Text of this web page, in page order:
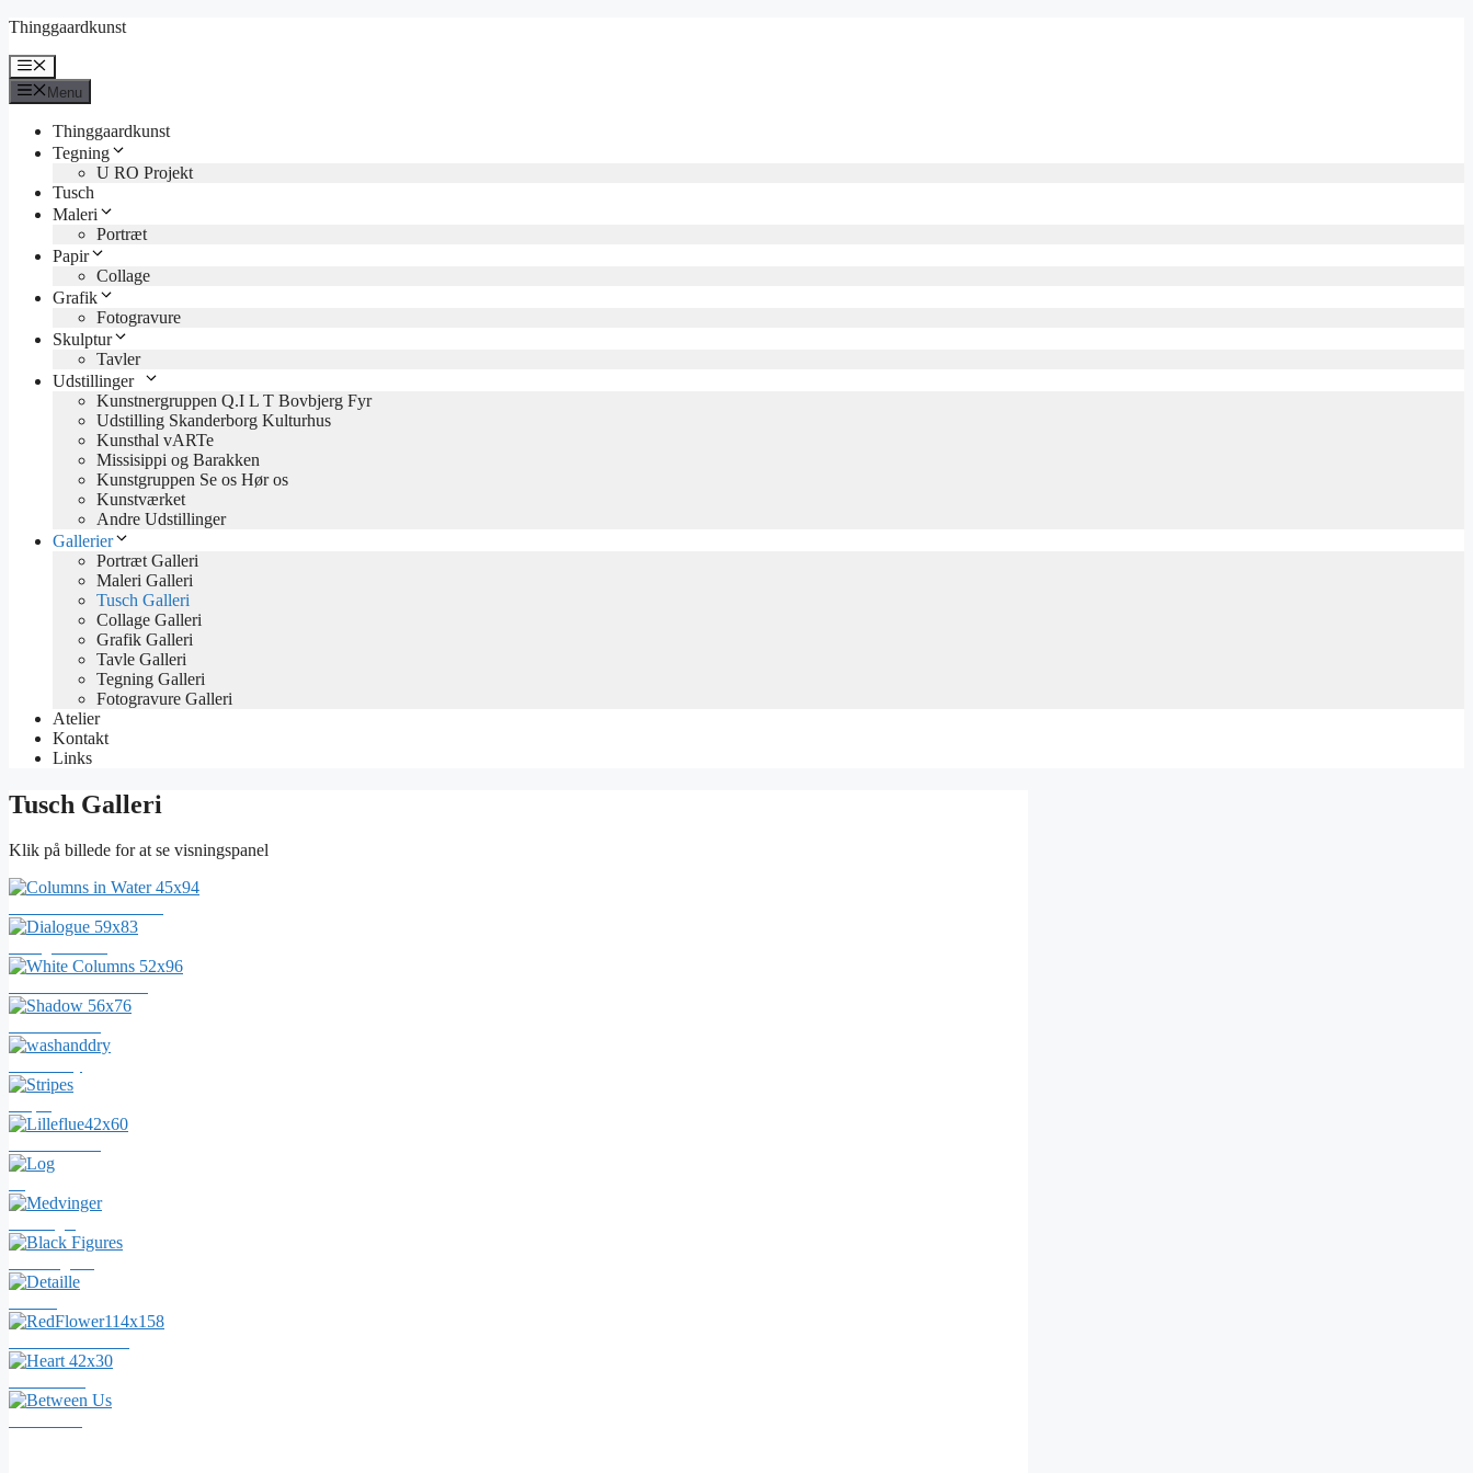
Hop
indhold
Thinggaardkunst
Menu
Menu
Thinggaardkunst
Tegning
U RO Projekt
Tusch
Maleri
Portræt
Papir
Collage
Grafik
Fotogravure
Skulptur
Tavler
Udstillinger
Kunstnergruppen Q.I L T Bovbjerg Fyr
Udstilling Skanderborg Kulturhus
Kunsthal vARTe
Missisippi og Barakken
Kunstgruppen Se os Hør os
Kunstværket
Andre Udstillinger
Gallerier
Portræt Galleri
Maleri Galleri
Tusch Galleri
Collage Galleri
Grafik Galleri
Tavle Galleri
Tegning Galleri
Fotogravure Galleri
Atelier
Kontakt
Links
Tusch Galleri
Klik på billede for at se visningspanel